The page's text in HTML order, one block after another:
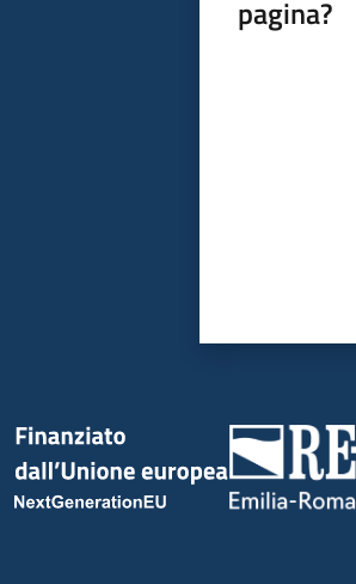
pagina?